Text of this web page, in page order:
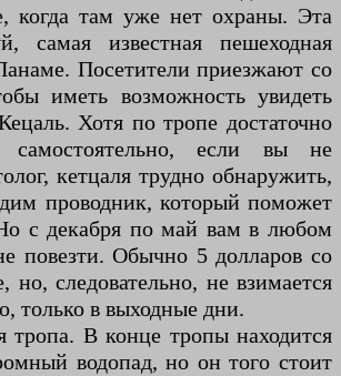
когда там уже нет охраны. Эта
самая известная пешеходная
Посетители приезжают со
иметь возможность увидеть
Хотя по тропе достаточно
самостоятельно, если вы не
кетцаля трудно обнаружить,
проводник, который поможет
с декабря по май вам в любом
повезти. Обычно 5 долларов со
но, следовательно, не взимается
только в выходные дни.
тропа. В конце тропы находится
водопад, но он того стоит